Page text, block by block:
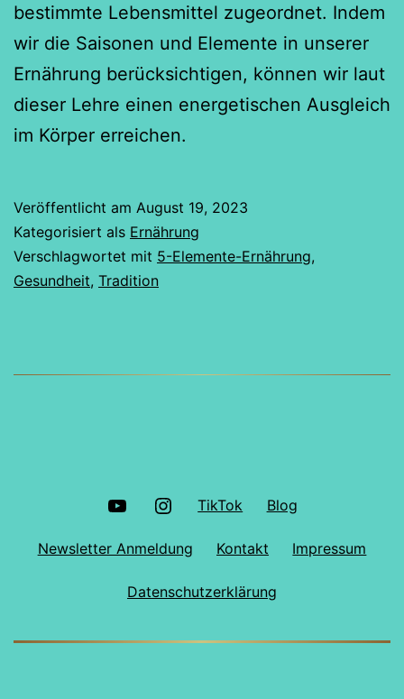
bestimmte Lebensmittel zugeordnet. Indem
wir die Saisonen und Elemente in unserer
Ernährung berücksichtigen, können wir laut
dieser Lehre einen energetischen Ausgleich
im Körper erreichen.
Veröffentlicht am August 19, 2023
Kategorisiert als Ernährung
Verschlagwortet mit 5-Elemente-Ernährung,
Gesundheit, Tradition
YouTube Instagram
TikTok Blog
Newsletter Anmeldung Kontakt Impressum
Datenschutzerklärung